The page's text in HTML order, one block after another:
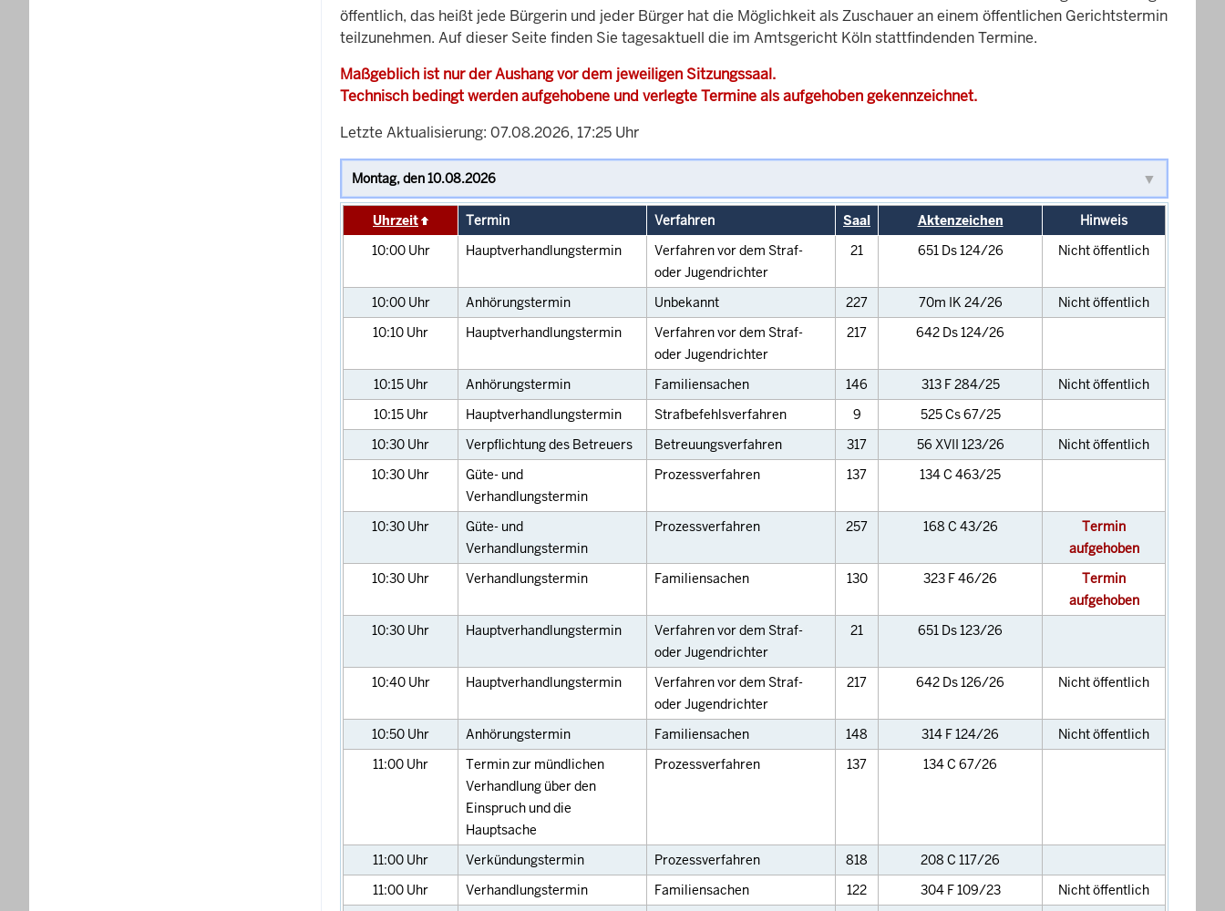
öffentlich, das heißt jede Bürgerin und jeder Bürger hat die Möglichkeit als Zuschauer an einem öffentlichen Gerichtstermin
teilzunehmen. Auf dieser Seite finden Sie tagesaktuell die im Amtsgericht Köln stattfindenden Termine.
Maßgeblich ist nur der Aushang vor dem jeweiligen Sitzungssaal.
Technisch bedingt werden aufgehobene und verlegte Termine als aufgehoben gekennzeichnet.
Letzte Aktualisierung: 07.08.2026, 17:25 Uhr
Uhrzeit Termin Verfahren Saal Aktenzeichen
Hinweis
10:00 Uhr Hauptverhandlungstermin
Verfahren vor dem Straf-
oder Jugendrichter
21 651 Ds 124/26 Nicht öffentlich
10:00 Uhr Anhörungstermin Unbekannt 227 70m IK 24/26
Nicht öffentlich
10:10 Uhr Hauptverhandlungstermin
Verfahren vor dem Straf-
oder Jugendrichter
217 642 Ds 124/26
10:15 Uhr Anhörungstermin Familiensachen 146 313 F 284/25
Nicht öffentlich
10:15 Uhr Hauptverhandlungstermin Strafbefehlsverfahren 9
525 Cs 67/25
10:30 Uhr Verpflichtung des Betreuers Betreuungsverfahren 317 56 XVII 123/26
Nicht öffentlich
10:30 Uhr
Güte- und
Verhandlungstermin
Prozessverfahren 137 134 C 463/25
10:30 Uhr
Güte- und
Verhandlungstermin
Prozessverfahren 257 168 C 43/26
Termin
aufgehoben
10:30 Uhr Verhandlungstermin Familiensachen 130 323 F 46/26
Termin
aufgehoben
10:30 Uhr Hauptverhandlungstermin
Verfahren vor dem Straf-
oder Jugendrichter
21 651 Ds 123/26
10:40 Uhr Hauptverhandlungstermin
Verfahren vor dem Straf-
oder Jugendrichter
217 642 Ds 126/26 Nicht öffentlich
10:50 Uhr Anhörungstermin Familiensachen 148 314 F 124/26
Nicht öffentlich
11:00 Uhr
Termin zur mündlichen
Verhandlung über den
Einspruch und die
Hauptsache
Prozessverfahren 137 134 C 67/26
11:00 Uhr Verkündungstermin Prozessverfahren 818
208 C 117/26
11:00 Uhr Verhandlungstermin Familiensachen 122 304 F 109/23
Nicht öffentlich